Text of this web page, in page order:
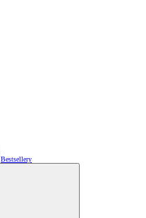
Bestsellery